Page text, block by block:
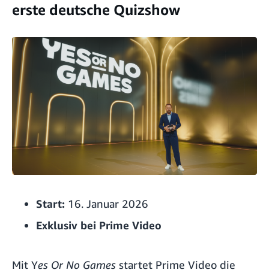
erste deutsche Quizshow
Start: 16. Januar 2026
Exklusiv bei Prime Video
Mit Yes Or No Games startet Prime Video die